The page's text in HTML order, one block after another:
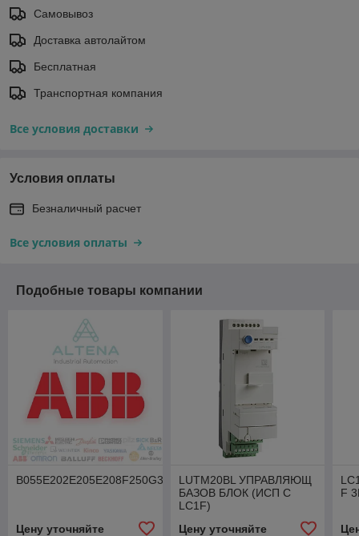
Самовывоз
Доставка автолайтом
Бесплатная
Транспортная компания
Все условия доставки
Условия оплаты
Безналичный расчет
Все условия оплаты
Подобные товары компании
B055E202E205E208F250G300K454503909951957
Цену уточняйте
LUTM20BL УПРАВЛЯЮЩ
БАЗОВ БЛОК (ИСП С
LC1F)
Цену уточняйте
F